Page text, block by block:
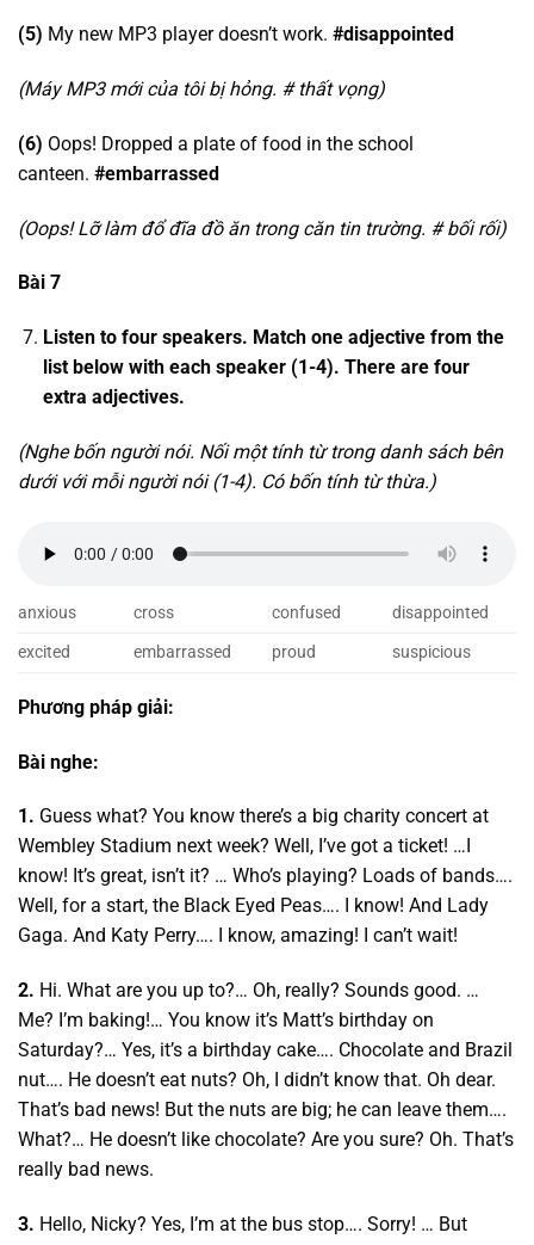
(5) My new MP3 player doesn’t work. #disappointed
(Máy MP3 mới của tôi bị hỏng. # thất vọng)
(6) Oops! Dropped a plate of food in the school
canteen. #embarrassed
(Oops! Lỡ làm đổ đĩa đồ ăn trong căn tin trường. # bối rối)
Bài 7
Listen to four speakers. Match one adjective from the
list below with each speaker (1-4). There are four
extra adjectives.
(Nghe bốn người nói. Nối một tính từ trong danh sách bên
dưới với mỗi người nói (1-4). Có bốn tính từ thừa.)
anxious cross confused
disappointed
excited
embarrassed proud suspicious
Phương pháp giải:
Bài nghe:
1. Guess what? You know there’s a big charity concert at
Wembley Stadium next week? Well, I’ve got a ticket! …I
know! It’s great, isn’t it? … Who’s playing? Loads of bands….
Well, for a start, the Black Eyed Peas…. I know! And Lady
Gaga. And Katy Perry…. I know, amazing! I can’t wait!
2. Hi. What are you up to?… Oh, really? Sounds good. …
Me? I’m baking!… You know it’s Matt’s birthday on
Saturday?… Yes, it’s a birthday cake…. Chocolate and Brazil
nut…. He doesn’t eat nuts? Oh, I didn’t know that. Oh dear.
That’s bad news! But the nuts are big; he can leave them….
What?… He doesn’t like chocolate? Are you sure? Oh. That’s
really bad news.
3. Hello, Nicky? Yes, I’m at the bus stop…. Sorry! … But